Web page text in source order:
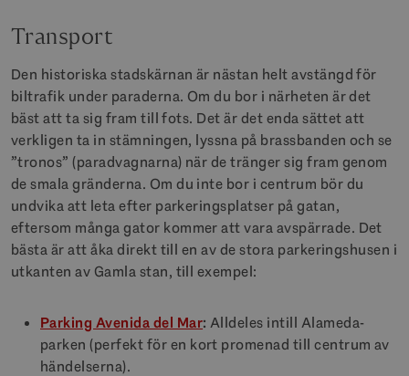
Transport
Den historiska stadskärnan är nästan helt avstängd för
biltrafik under paraderna. Om du bor i närheten är det
bäst att ta sig fram till fots. Det är det enda sättet att
verkligen ta in stämningen, lyssna på brassbanden och se
”tronos” (paradvagnarna) när de tränger sig fram genom
de smala gränderna. Om du inte bor i centrum bör du
undvika att leta efter parkeringsplatser på gatan,
eftersom många gator kommer att vara avspärrade. Det
bästa är att åka direkt till en av de stora parkeringshusen i
utkanten av Gamla stan, till exempel:
Parking Avenida del Mar: Alldeles intill Alameda-
parken (perfekt för en kort promenad till centrum av
händelserna).